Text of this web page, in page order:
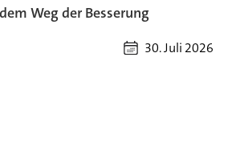
Weg der Besserung
30. Juli 2026